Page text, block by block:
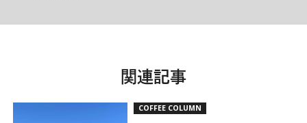
関連記事
COFFEE COLUMN